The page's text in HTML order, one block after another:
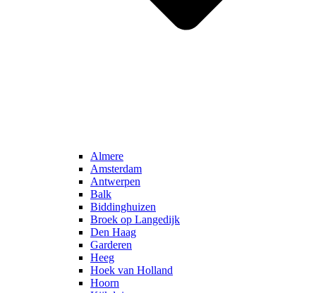
Almere
Amsterdam
Antwerpen
Balk
Biddinghuizen
Broek op Langedijk
Den Haag
Garderen
Heeg
Hoek van Holland
Hoorn